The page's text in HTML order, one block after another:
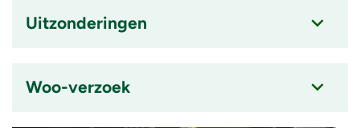
isUitzonderingen
is
Woo-verzoek